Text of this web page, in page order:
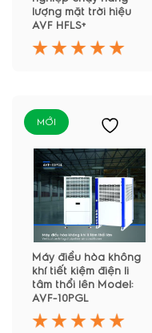
lượng mặt trời hiệu
AVF HFLS+
MỚI
Máy điều hòa không
khí tiết kiệm điện li
tâm thổi lên Model:
AVF-10PGL